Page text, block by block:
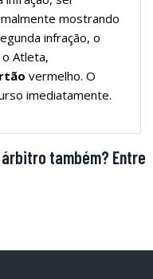
mostrando
infração, o
Atleta,
vermelho. O
imediatamente.
também? Entre